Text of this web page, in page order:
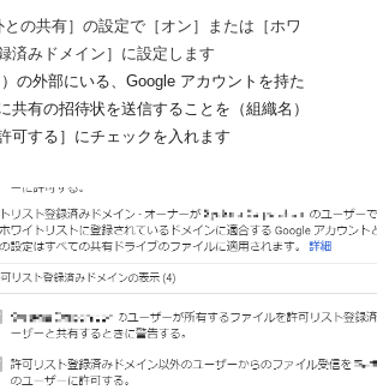
の共有］の設定で［オン］または［ホワ
済みドメイン］に設定します
の外部にいる、Google アカウントを持た
共有の招待状を送信することを（組織名）
可する］にチェックを入れます